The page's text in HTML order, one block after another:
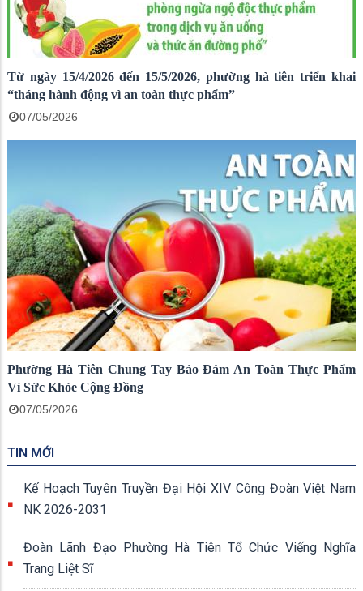
Từ ngày 15/4/2026 đến 15/5/2026, phường hà tiên triển khai
“tháng hành động vì an toàn thực phẩm”
07/05/2026
Phường Hà Tiên Chung Tay Bảo Đảm An Toàn Thực Phẩm
Vì Sức Khỏe Cộng Đồng
07/05/2026
TIN MỚI
Kế Hoạch Tuyên Truyền Đại Hội XIV Công Đoàn Việt Nam
NK 2026-2031
Đoàn Lãnh Đạo Phường Hà Tiên Tổ Chức Viếng Nghĩa
Trang Liệt Sĩ